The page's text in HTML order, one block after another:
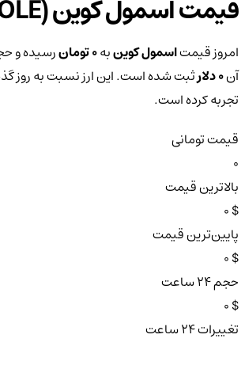
قیمت اسمول کوین (SMOLE)
امروز قیمتاسمول کوینبه0 تومان
رسیده و
آن0 دلار ثبت شده است. این ارز نسبت به روز
تجربه کرده است.
قیمت تومانی
بالاترین قیمت
$ 0
پایین‌ترین قیمت
$ 0
حجم ۲۴ ساعت
$ 0
تغییرات ۲۴ ساعت